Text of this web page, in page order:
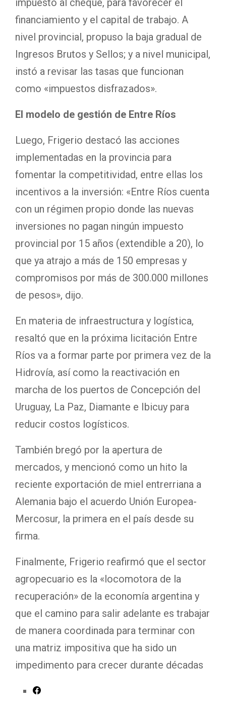
impuesto al cheque, para favorecer el
financiamiento y el capital de trabajo. A
nivel provincial, propuso la baja gradual de
Ingresos Brutos y Sellos; y a nivel municipal,
instó a revisar las tasas que funcionan
como «impuestos disfrazados».
El modelo de gestión de Entre Ríos
Luego, Frigerio destacó las acciones
implementadas en la provincia para
fomentar la competitividad, entre ellas los
incentivos a la inversión: «Entre Ríos cuenta
con un régimen propio donde las nuevas
inversiones no pagan ningún impuesto
provincial por 15 años (extendible a 20), lo
que ya atrajo a más de 150 empresas y
compromisos por más de 300.000 millones
de pesos», dijo.
En materia de infraestructura y logística,
resaltó que en la próxima licitación Entre
Ríos va a formar parte por primera vez de la
Hidrovía, así como la reactivación en
marcha de los puertos de Concepción del
Uruguay, La Paz, Diamante e Ibicuy para
reducir costos logísticos.
También bregó por la apertura de
mercados, y mencionó como un hito la
reciente exportación de miel entrerriana a
Alemania bajo el acuerdo Unión Europea-
Mercosur, la primera en el país desde su
firma.
Finalmente, Frigerio reafirmó que el sector
agropecuario es la «locomotora de la
recuperación» de la economía argentina y
que el camino para salir adelante es trabajar
de manera coordinada para terminar con
una matriz impositiva que ha sido un
impedimento para crecer durante décadas